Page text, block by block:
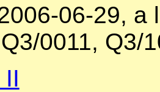
06-29, a
0011, Q3/